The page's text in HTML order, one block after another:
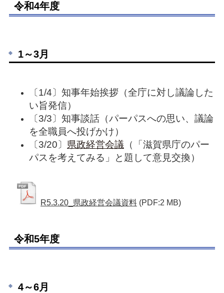
令和4年度
1～3月
〔1/4〕知事年始挨拶（全庁に対し議論した
い旨発信）
〔3/3〕知事談話（パーパスへの思い、議論
を全職員へ投げかけ）
〔3/20〕 県政経営会議 （「滋賀県庁のパー
パスを考えてみる」と題して意見交換）
R5.3.20_県政経営会議資料 (PDF:2 MB)
令和5年度
4～6月